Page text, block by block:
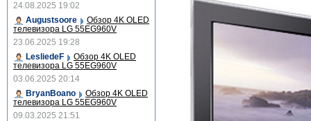
24.08.2025 19:02
Augustsoore
Обзор 4K OLED
телевизора LG 55EG960V
23.06.2025 19:28
LesliedeF
Обзор 4K OLED
телевизора LG 55EG960V
03.06.2025 20:14
BryanBoano
Обзор 4K OLED
телевизора LG 55EG960V
09.03.2025 21:51